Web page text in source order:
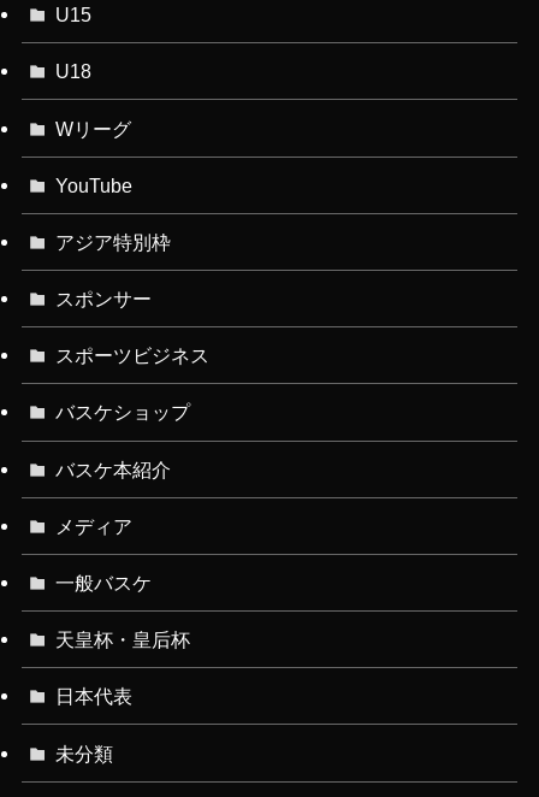
U15
U18
Wリーグ
YouTube
アジア特別枠
スポンサー
スポーツビジネス
バスケショップ
バスケ本紹介
メディア
一般バスケ
天皇杯・皇后杯
日本代表
未分類